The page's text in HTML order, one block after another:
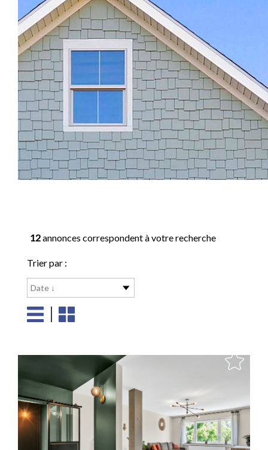
12annonces correspondent à votre recherche
Trier par :
Date ↓